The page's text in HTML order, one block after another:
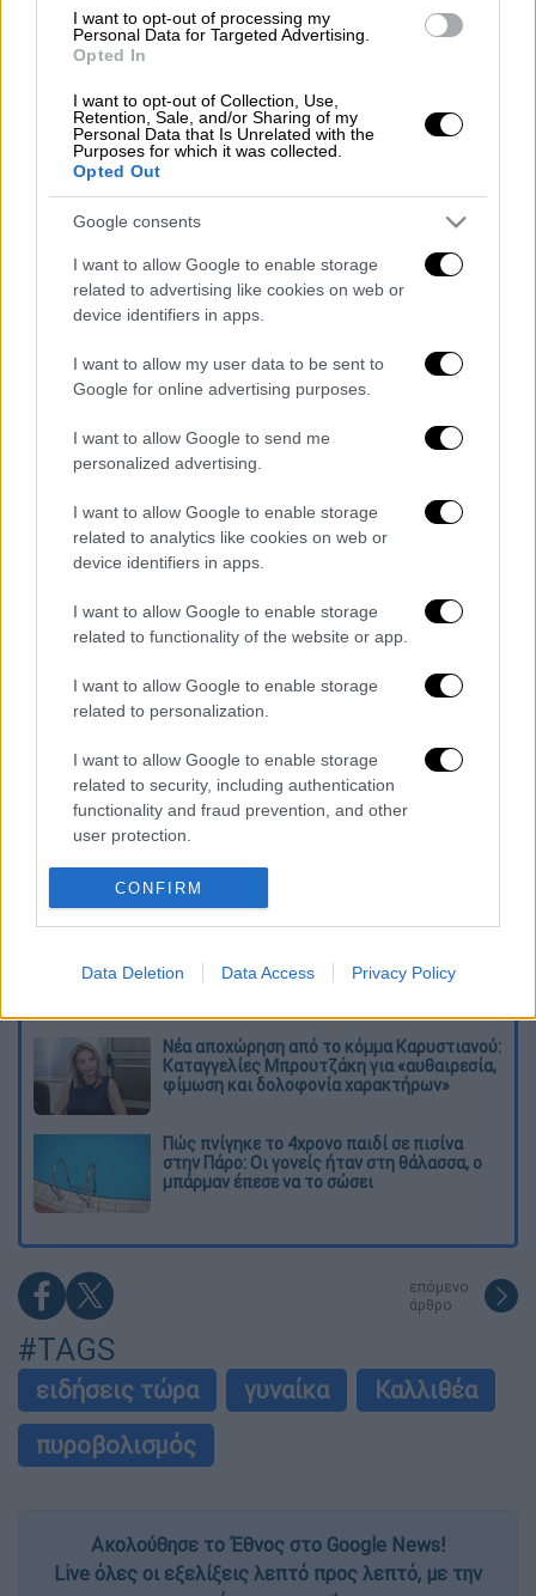
I want to opt-out of processing my
Personal Data for Targeted Advertising.
Opted In
I want to opt-out of Collection, Use,
Retention, Sale, and/or Sharing of my
Personal Data that Is Unrelated with the
Purposes for which it was collected.
Opted Out
Google consents
I want to allow Google to enable storage
related to advertising like cookies on web or
device identifiers in apps.
I want to allow my user data to be sent to
Google for online advertising purposes.
I want to allow Google to send me
personalized advertising.
I want to allow Google to enable storage
related to analytics like cookies on web or
device identifiers in apps.
I want to allow Google to enable storage
related to functionality of the website or app.
I want to allow Google to enable storage
related to personalization.
I want to allow Google to enable storage
related to security, including authentication
functionality and fraud prevention, and other
user protection.
CONFIRM
Data Deletion Data Access Privacy Policy
Θεσσαλονίκη: Αιματηρή συμπλοκή με
έναν νεκρό από πυροβολισμό -
Ο άνδρας, έβγαλε ένα όπλο τύπουUzi και
πυροβόλησετη γυναίκα
Το τραύμα της γυναίκας ήταν διαμπερές και
νοσηλεύεται εκτός κινδύνου. Ο δράστης
Τα σχολιά σας δημοσιεύονται άμεσα με δική σας ευθύνη. Το
ΕΘΝΟΣ θα παρεμβαίνει και τα προσβλητικά σχόλια θα
διαγράφονται
Διαβάστε ακόμη
Παλαιό Φάληρο - Οι εκβιασμοί, οι
ξυλοδαρμοί και τα προσωνύμια «πίτμπουλ»
και «μπουλντόγκ»
στην Ταϊλάνδη: Η στιγμή που ο 14χρονος
ανοίγει πυρ - Στους 9 ανέβηκαν οι νεκροί
Νέα αποχώρηση από το κόμμα Καρυστιανού:
Καταγγελίες Μπρουτζάκη για «αυθαιρεσία,
φίμωση και δολοφονία χαρακτήρων»
Πώς πνίγηκε το 4χρονο παιδί σε πισίνα
στην Πάρο: Οι γονείς ήταν στη θάλασσα, ο
μπάρμαν έπεσε να το σώσει
επόμενο
άρθρο
#TAGS
ειδήσεις τώρα γυναίκα
Καλλιθέα
πυροβολισμός
Ακολούθησε το Έθνος στο Google News!
Live όλες οι εξελίξεις λεπτό προς λεπτό, με την